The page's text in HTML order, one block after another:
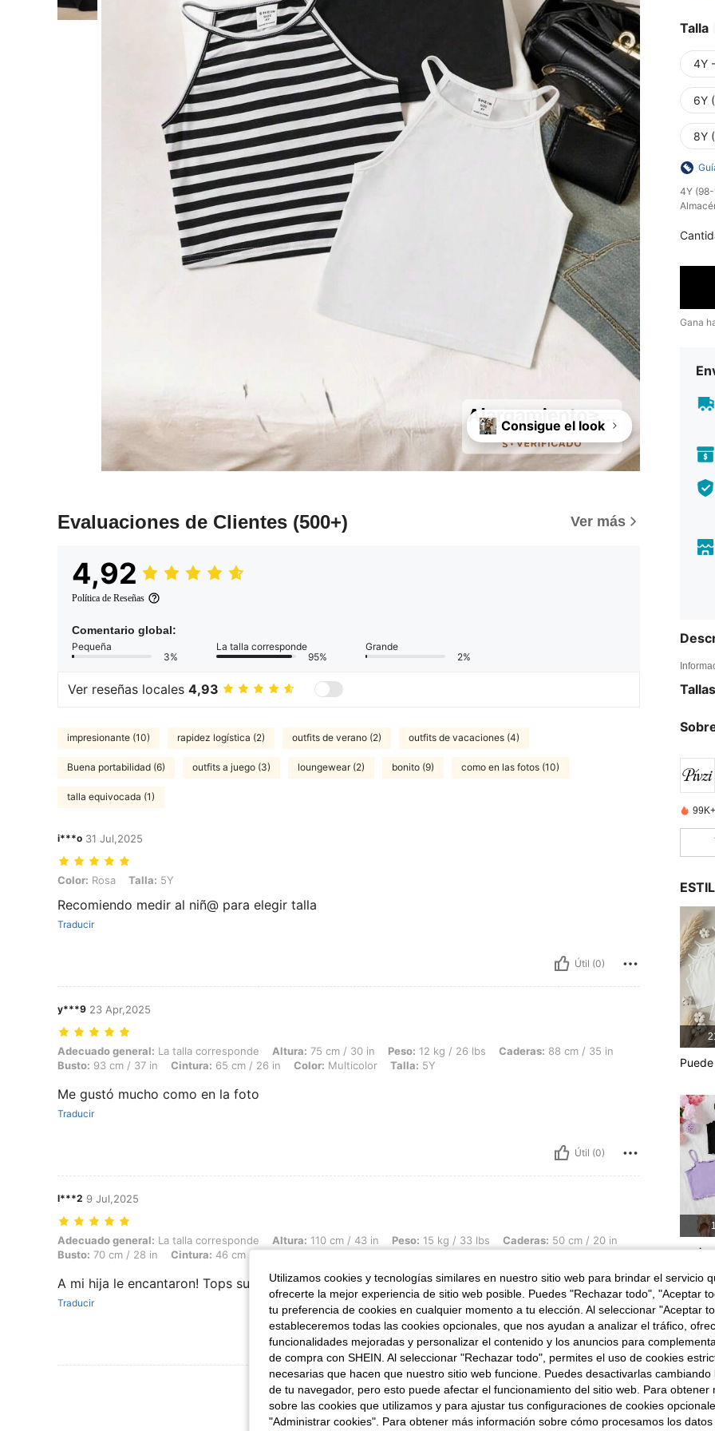
Consigue el look
Evaluaciones de Clientes (500+) Ver más
4,92
Política de Reseñas
Comentario global:
Pequeña
3%
La talla corresponde
95%
Grande
2%
Ver reseñas locales 4,93
impresionante (10) rapidez logística (2) outfits de verano (2) outfits de vacaciones (4)
Buena portabilidad (6) outfits a juego (3) loungewear (2) bonito (9) como en las fotos (10)
talla equivocada (1)
i***o 31 Jul,2025
Color: Rosa, Talla: 5Y
Color: Rosa Talla: 5Y
Recomiendo medir al niñ@ para elegir talla
Traducir
Útil (0)
y***9 23 Apr,2025
Adecuado general: La talla corresponde, Altura: 75 cm / 30 in, Peso: 12 kg / 26 lbs, Caderas: 88 cm / 35 in, Busto: 93 cm / 37 in, Cintura: 65 cm / 26
Adecuado general: La talla corresponde Altura: 75 cm / 30 in Peso: 12 kg / 26 lbs Caderas: 88 cm / 35 in
Busto: 93 cm / 37 in Cintura: 65 cm / 26 in Color: Multicolor Talla: 5Y
Me gustó mucho como en la foto
Traducir
Útil (0)
l***2 9 Jul,2025
Adecuado general: La talla corresponde, Altura: 110 cm / 43 in, Peso: 15 kg / 33 lbs, Caderas: 50 cm / 20 in, Busto: 70 cm / 28 in, Cintura: 46 cm /
Adecuado general: La talla corresponde Altura: 110 cm / 43 in Peso: 15 kg / 33 lbs Caderas: 50 cm / 20 in
Busto: 70 cm / 28 in Cintura: 46 cm / 18 in
A mi hija le encantaron! Tops super chulos!!
Traducir
Útil (0)
Ver Más Reseñas
Talla
4Y
6Y
8Y
​4Y (98-
Gana
Utilizamos cookies y tecnologías similares en nuestro sitio web para brindar el servicio
ofrecerte la mejor experiencia de sitio web posible. Puedes "Rechazar todo", "Aceptar
tu preferencia de cookies en cualquier momento a tu elección. Al seleccionar "Aceptar
estableceremos todas las cookies opcionales, que nos ayudan a analizar el tráfico,
funcionalidades mejoradas y personalizar el contenido y los anuncios para
de compra con SHEIN. Al seleccionar "Rechazar todo", permites el uso de cookies
necesarias que hacen que nuestro sitio web funcione. Puedes desactivarlas cambiando
de tu navegador, pero esto puede afectar el funcionamiento del sitio web. Para obtener
sobre las cookies que utilizamos y para ajustar tus configuraciones de cookies
"Administrar cookies". Para obtener más información sobre cómo procesamos los datos